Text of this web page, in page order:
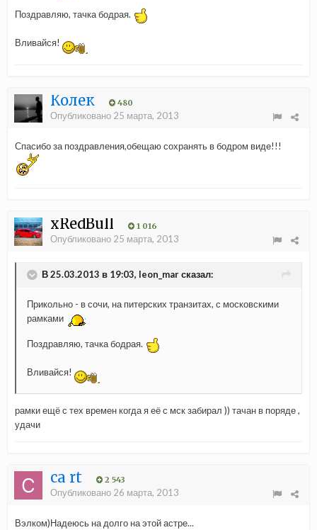
Поздравляю, тачка бодрая.
Вливайся!
Колек 480
Опубликовано 25 марта, 2013
Спасибо за поздравления,обещаю сохранять в бодром виде!!!
xRedBull 1 016
Опубликовано 25 марта, 2013
В 25.03.2013 в 19:03, leon_mar сказал:
Прикольно - в сочи, на питерских транзитах, с московскими
рамками
Поздравляю, тачка бодрая.
Вливайся!
рамки ещё с тех времен когда я её с мск забирал )) тачан в поряде ,
удачи
ca rt 2 543
Опубликовано 26 марта, 2013
Вэлком)Надеюсь на долго на этой астре...